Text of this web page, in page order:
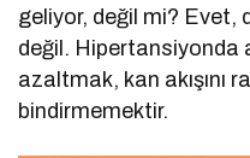
geliyor, değil mi? Evet,
değil. Hipertansiyonda
azaltmak, kan akışını
bindirmemektir.